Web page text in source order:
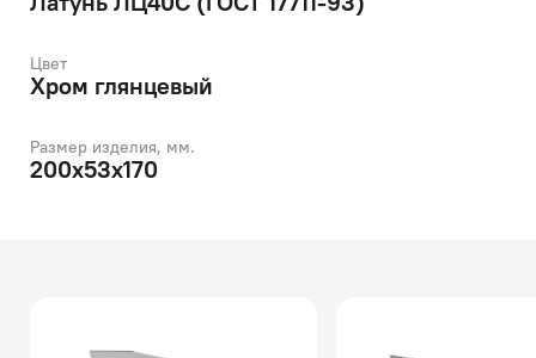
Цвет
Хром глянцевый
Размер изделия, мм.
200x53x170